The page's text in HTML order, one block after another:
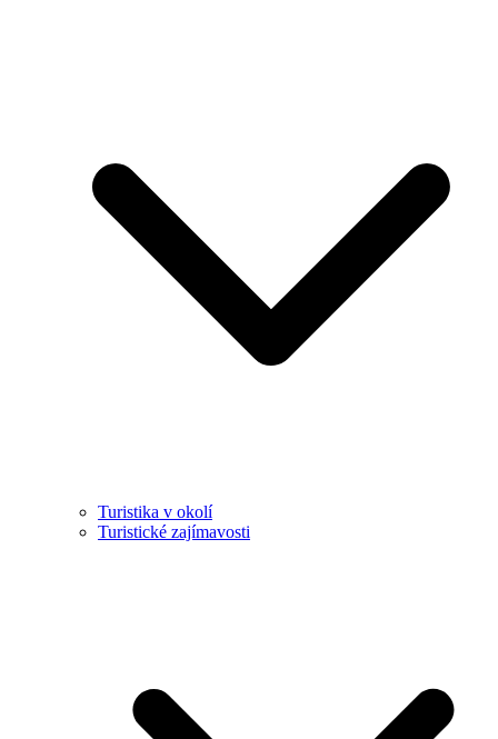
Turistika v okolí
Turistické zajímavosti